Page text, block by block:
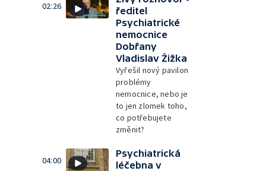
02:26
ředitel
Psychiatrické
nemocnice
Dobřany
Vladislav Žižka
Vyřešil nový pavilon
problémy
nemocnice, nebo je
to jen zlomek toho,
co potřebujete
změnit?
04:00
Psychiatrická
léčebna v